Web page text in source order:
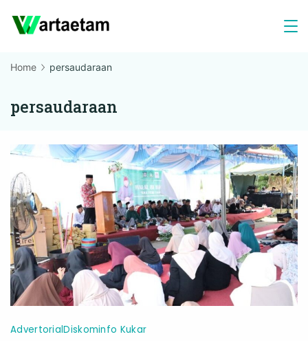
Home persaudaraan
persaudaraan
AdvertorialDiskominfo Kukar